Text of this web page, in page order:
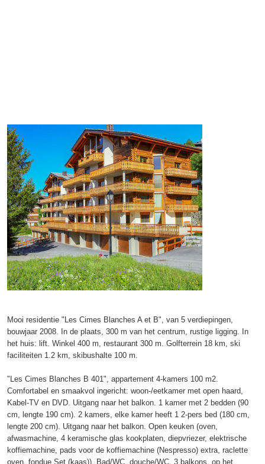
Mooi residentie "Les Cimes Blanches A et B", van 5 verdiepingen,
bouwjaar 2008. In de plaats, 300 m van het centrum, rustige ligging. In
het huis: lift. Winkel 400 m, restaurant 300 m. Golfterrein 18 km, ski
faciliteiten 1.2 km, skibushalte 100 m.
"Les Cimes Blanches B 401", appartement 4-kamers 100 m2.
Comfortabel en smaakvol ingericht: woon-/eetkamer met open haard,
Kabel-TV en DVD. Uitgang naar het balkon. 1 kamer met 2 bedden (90
cm, lengte 190 cm). 2 kamers, elke kamer heeft 1 2-pers bed (180 cm,
lengte 200 cm). Uitgang naar het balkon. Open keuken (oven,
afwasmachine, 4 keramische glas kookplaten, diepvriezer, elektrische
koffiemachine, pads voor de koffiemachine (Nespresso) extra, raclette
oven, fondue Set (kaas)). Bad/WC, douche/WC. 3 balkons, op het